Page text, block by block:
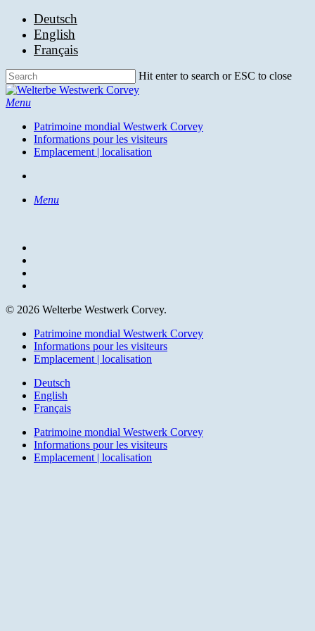
Skip
content
Deutsch
English
Français
Hit enter to search or ESC to close
Close
Search
search
Menu
Patrimoine mondial Westwerk Corvey
Informations pour les visiteurs
Emplacement | localisation
Menu
© 2026 Welterbe Westwerk Corvey.
Close
Menu
Patrimoine mondial Westwerk Corvey
Informations pour les visiteurs
Emplacement | localisation
Deutsch
English
Français
Patrimoine mondial Westwerk Corvey
Informations pour les visiteurs
Emplacement | localisation